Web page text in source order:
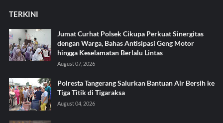
TERKINI
Jumat Curhat Polsek Cikupa Perkuat Sinergitas
dengan Warga, Bahas Antisipasi Geng Motor
hingga Keselamatan Berlalu Lintas
August 07, 2026
Polresta Tangerang Salurkan Bantuan Air Bersih ke
Tiga Titik di Tigaraksa ‎
August 04, 2026